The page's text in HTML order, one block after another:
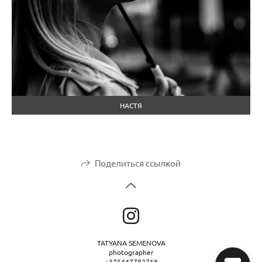
НАСТЯ
Поделиться ссылкой
TATYANA SEMENOVA
photogrаpher